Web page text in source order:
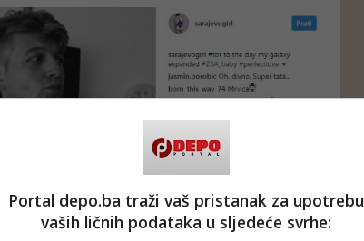
Portal depo.ba traži vaš pristanak za upotrebu
vaših ličnih podataka u sljedeće svrhe: